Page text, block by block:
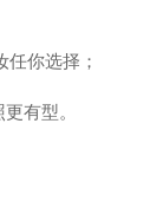
你选择；
有型。